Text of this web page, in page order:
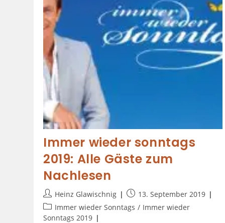
Immer wieder sonntags
2019: Alle Gäste zum
Nachlesen
Heinz Glawischnig
13. September 2019
Immer wieder Sonntags / Immer wieder
Sonntags 2019